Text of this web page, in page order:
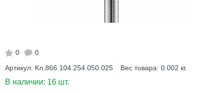
0
0
Артикул: Kn.866.104.254.050.025 Вес товара: 0.002 кг.
В наличии: 16 шт.